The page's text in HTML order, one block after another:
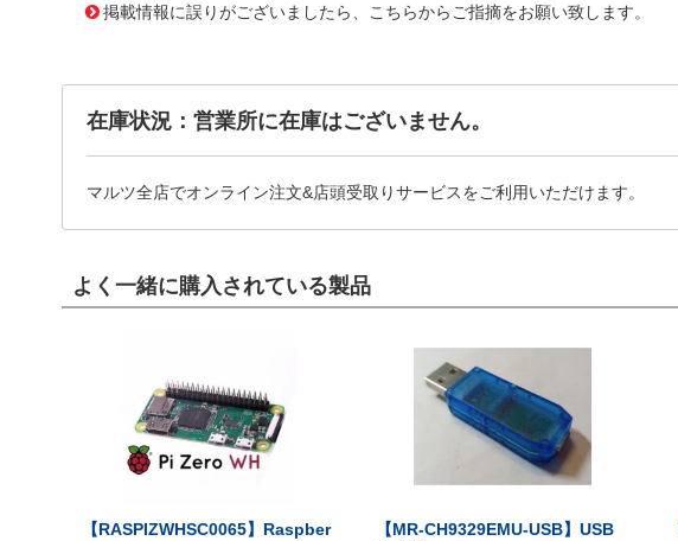
掲載情報に誤りがございましたら、こちらからご指摘をお願い致します。
在庫状況：営業所に在庫はございません。
マルツ全店でオンライン注文&店頭受取りサービスをご利用いただけます。
よく一緒に購入されている製品
【RASPIZWHSC0065】Raspber
【MR-CH9329EMU-USB】USB